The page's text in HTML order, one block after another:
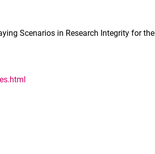
Scenarios in Research Integrity for the
Link, öffnet neues Fenster)
(externer Link, öffnet neues Fenster)